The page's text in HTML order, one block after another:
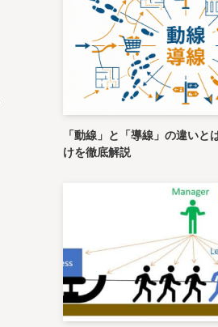
「動線」と「導線」の違いと
けを徹底解説